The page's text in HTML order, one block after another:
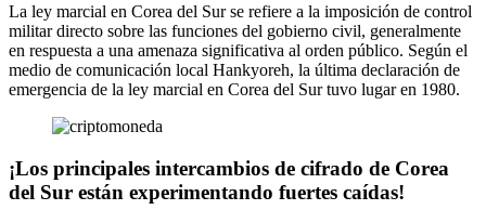
La ley marcial en Corea del Sur se refiere a la imposición de control
militar directo sobre las funciones del gobierno civil, generalmente
en respuesta a una amenaza significativa al orden público. Según el
medio de comunicación local Hankyoreh, la última declaración de
emergencia de la ley marcial en Corea del Sur tuvo lugar en 1980.
¡Los principales intercambios de cifrado de Corea
del Sur están experimentando fuertes caídas!